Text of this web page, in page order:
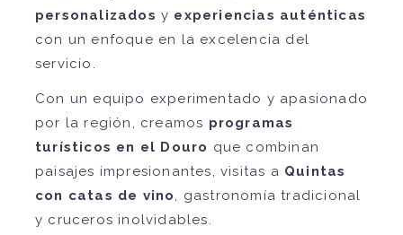
personalizados y experiencias auténticas
con un enfoque en la excelencia del
servicio.
Con un equipo experimentado y apasionado
por la región, creamos programas
turísticos en el Douro que combinan
paisajes impresionantes, visitas a Quintas
con catas de vino, gastronomía tradicional
y cruceros inolvidables.